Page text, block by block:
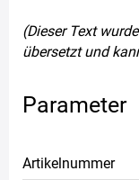
(Dieser Text
übersetzt und
Parameter
Artikelnummer